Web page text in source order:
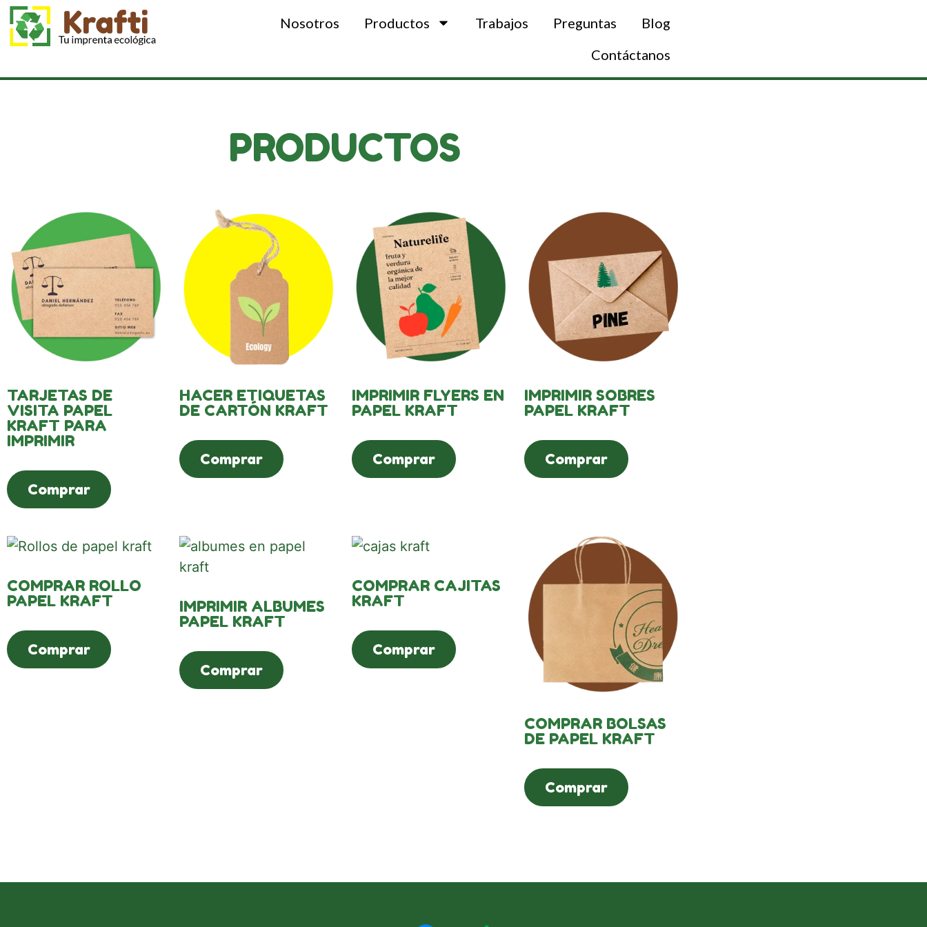
Nosotros Productos Trabajos Preguntas
Blog
Contáctanos
PRODUCTOS
TARJETAS DE
VISITA PAPEL
KRAFT PARA
IMPRIMIR
Comprar
HACER ETIQUETAS
DE CARTÓN KRAFT
Comprar
IMPRIMIR FLYERS EN
PAPEL KRAFT
Comprar
IMPRIMIR SOBRES
PAPEL KRAFT
Comprar
COMPRAR ROLLO
PAPEL KRAFT
Comprar
IMPRIMIR ALBUMES
PAPEL KRAFT
Comprar
COMPRAR CAJITAS
KRAFT
Comprar
COMPRAR BOLSAS
DE PAPEL KRAFT
Comprar